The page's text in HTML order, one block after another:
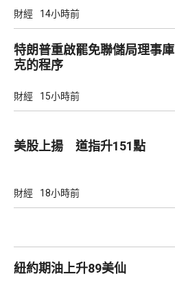
財經 14小時前
特朗普重啟罷免聯儲局理事庫
克的程序
財經 15小時前
美股上揚 道指升151點
財經 18小時前
紐約期油上升89美仙